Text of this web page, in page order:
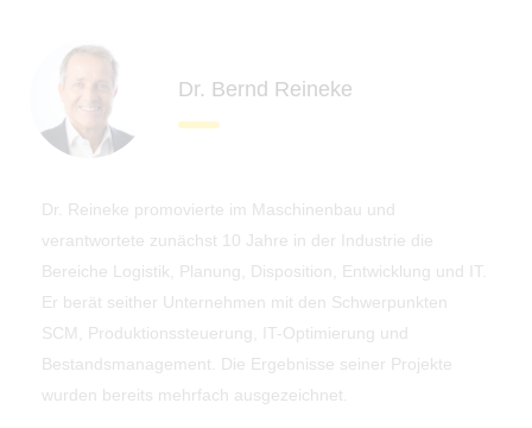
Dr. Bernd Reineke
Dr. Reineke promovierte im Maschinenbau und
verantwortete zunächst 10 Jahre in der Industrie die
Bereiche Logistik, Planung, Disposition, Entwicklung und IT.
Er berät seither Unternehmen mit den Schwerpunkten
SCM, Produktionssteuerung, IT-Optimierung und
Bestandsmanagement. Die Ergebnisse seiner Projekte
wurden bereits mehrfach ausgezeichnet.